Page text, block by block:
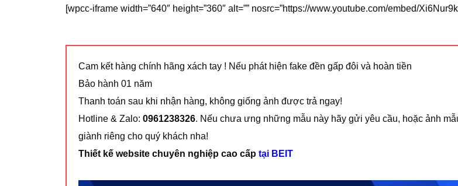
[wpcc-iframe width=”640″ height=”360″ alt=”” nosrc=”https://www.youtube.com/embed/
Cam kết hàng chính hãng xách tay ! Nếu phát hiện fake đền gấp đôi và hoàn tiền
Bảo hành 01 năm
Thanh toán sau khi nhận hàng, không giống ảnh được trả ngay!
Hotline & Zalo: 0961238326. Nếu chưa ưng những mẫu này hãy gửi yêu cầu, hoặc ảnh
giành riêng cho quý khách nha!
Thiết kế website chuyên nghiệp cao cấp tại BEIT